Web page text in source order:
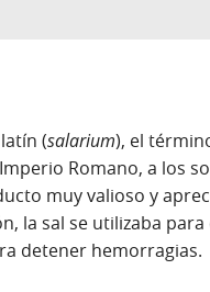
(salarium), el
Romano, a los
muy valioso y
la sal se utilizaba
detener hemorragias.